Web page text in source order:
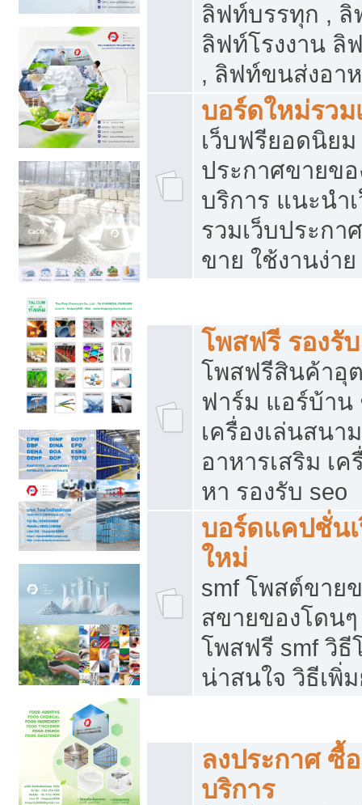
ลิฟท์บรรทุก ,
ลิฟท์โรงงาน ลิ
, ลิฟท์ขนส่งอา
บอร์ดใหม่รว
เว็บฟรียอดนิย
ประกาศขายข
บริการ แนะนำ
รวมเว็บประกา
ขาย ใช้งานง่าย
โพสฟรี รองรั
โพสฟรีสินค้าอุ
ฟาร์ม แอร์บ้าน
เครื่องเล่นสนา
อาหารเสริม เ
หา รองรับ seo
บอร์ดแคปชั่น
ใหม่
smf โพสต์ขาย
สขายของโดน
โพสฟรี smf วิธี
น่าสนใจ วิธีเพิ่
ลงประกาศ ซื้
บริการ